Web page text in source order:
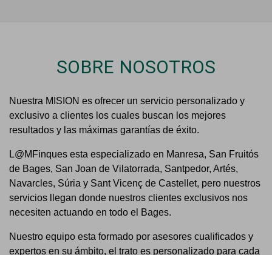
SOBRE NOSOTROS
Nuestra MISION es ofrecer un servicio personalizado y
exclusivo a clientes los cuales buscan los mejores
resultados y las máximas garantías de éxito.
L@MFinques esta especializado en Manresa, San Fruitós
de Bages, San Joan de Vilatorrada, Santpedor, Artés,
Navarcles, Súria y Sant Vicenç de Castellet, pero nuestros
servicios llegan donde nuestros clientes exclusivos nos
necesiten actuando en todo el Bages.
Nuestro equipo esta formado por asesores cualificados y
expertos en su ámbito, el trato es personalizado para cada